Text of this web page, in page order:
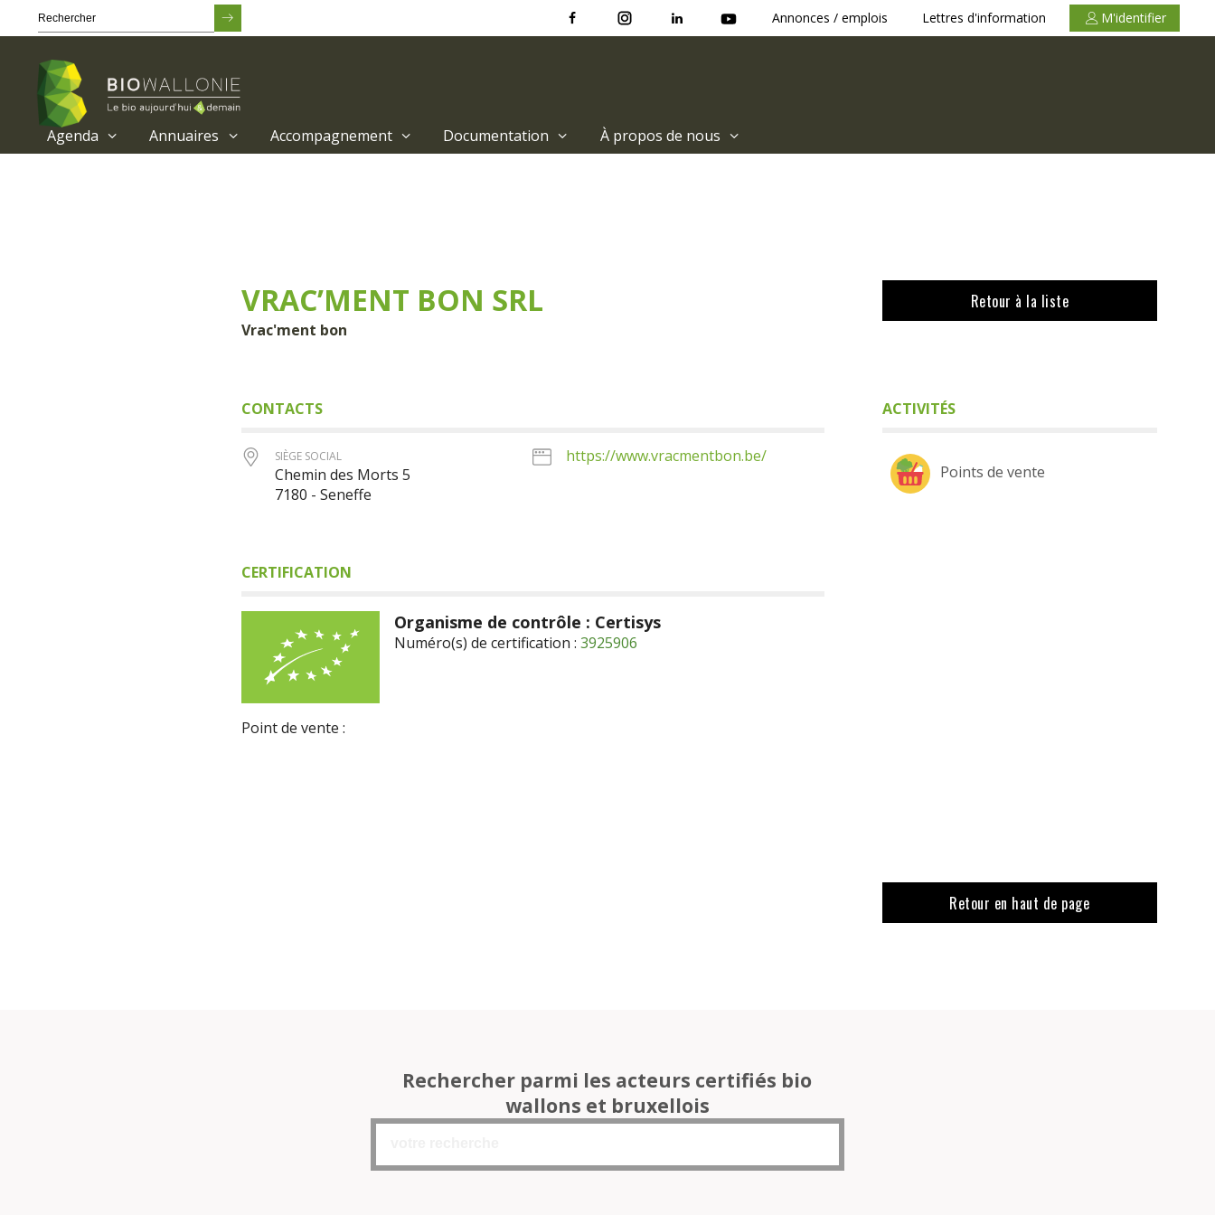
Annonces / emplois Lettres d'information M'identifier
Agenda Annuaires Accompagnement Documentation À propos de nous
VRAC’MENT BON SRL
Vrac'ment bon
CONTACTS
SIÈGE SOCIAL
Chemin des Morts 5
7180 - Seneffe
https://www.vracmentbon.be/
CERTIFICATION
Organisme de contrôle : Certisys
Numéro(s) de certification : 3925906
Point de vente :
Retour à la liste
ACTIVITÉS
Points de vente
Retour en haut de page
Rechercher parmi les acteurs certifiés bio
wallons et bruxellois